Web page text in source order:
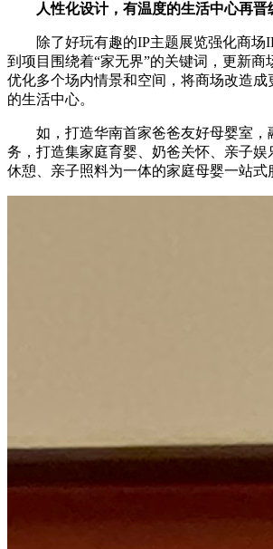
人性化设计，有温度的生活中心再晋
除了好玩有趣的IP主题展览强化商场
到项目围绕着“家无界”的关键词，更新商
优化多个场内情景和空间，将商场改造成
的生活中心。
如，打造华南首家爸爸友好母婴室，
务，打造集家庭育婴、奶爸关怀、亲子娱
休憩、亲子照料为一体的家庭母婴一站式